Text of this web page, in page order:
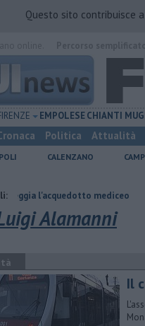
Questo sito contribuisce
EMPOLESECHIANTI
Politica Attualità
CALENZANO
mediceo ​Benzina,
Alamanni
​Il